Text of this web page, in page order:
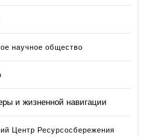
научное общество
и жизненной навигации
Центр Ресурсосбережения